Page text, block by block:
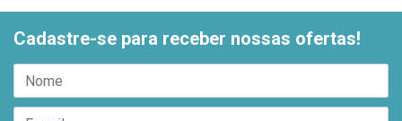
Cadastre-se para receber nossas ofertas!